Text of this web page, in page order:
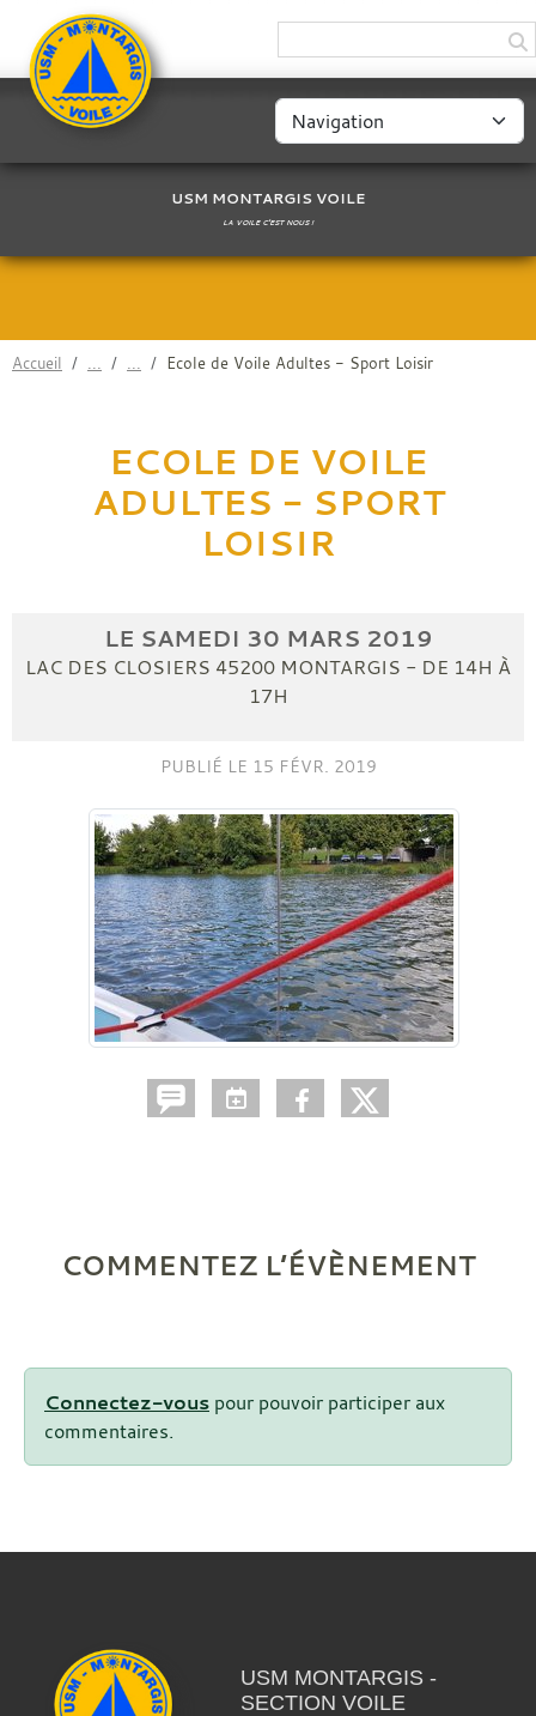
USM MONTARGIS VOILE
LA VOILE C'EST NOUS !
Accueil Ecole de Voile Adultes - Sport Loisir
ECOLE DE VOILE
ADULTES - SPORT
LOISIR
LE SAMEDI 30 MARS 2019
LAC DES CLOSIERS 45200 MONTARGIS - DE 14H À
17H
PUBLIÉ LE 15 FÉVR. 2019
COMMENTEZ L’ÉVÈNEMENT
Connectez-vous pour pouvoir participer aux
commentaires.
USM MONTARGIS -
SECTION VOILE
Panneau de gestion des cookies